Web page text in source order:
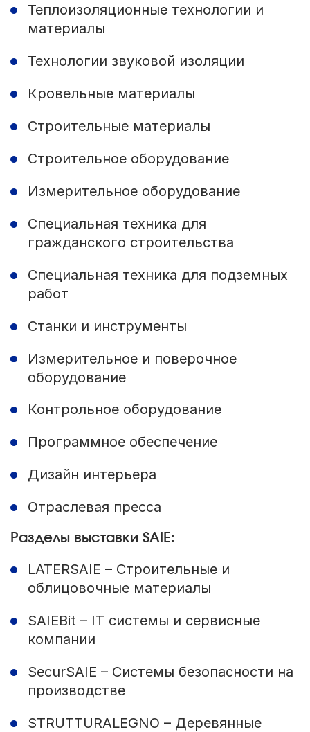
Теплоизоляционные технологии и
материалы
Технологии звуковой изоляции
Кровельные материалы
Строительные материалы
Строительное оборудование
Измерительное оборудование
Специальная техника для
гражданского строительства
Специальная техника для подземных
работ
Станки и инструменты
Измерительное и поверочное
оборудование
Контрольное оборудование
Программное обеспечение
Дизайн интерьера
Отраслевая пресса
Разделы выставки SAIE:
LATERSAIE – Строительные и
облицовочные материалы
SAIEBit – IT системы и сервисные
компании
SecurSAIE – Системы безопасности на
производстве
STRUTTURALEGNO – Деревянные